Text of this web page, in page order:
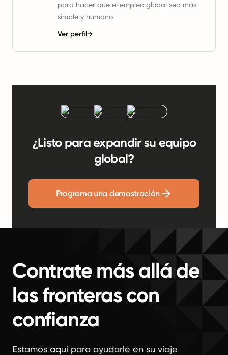
para hacer que el empleo global sea más
simple y humano.
Ver perfil→
¿Listo para expandir su equipo
global?
Programa una demostración
Contrate más allá de
las fronteras con
confianza
Estamos aquí para ayudarle en su viaje